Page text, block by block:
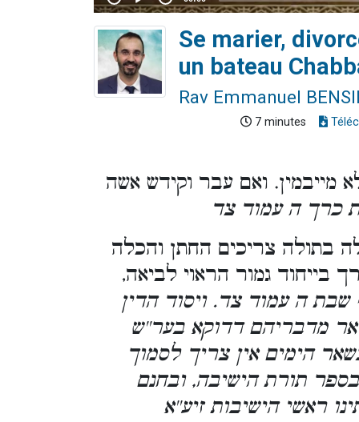
Se marier,
un bateau
Rav Emmanuel
7 minutes
מייבמין. ואם עבר וקידש אשה
כרך ה עמוד צד
בתולה צריכים החתן והכלה
בייחוד גמור הראוי לביאה,
שבת ה עמוד צד. ויסוד הדין
מדבריהם דדוקא בער''ש
הימים אין צריך לסמוך
תורת הישיבה, ובחנם
ראשי הישיבות זיע''א